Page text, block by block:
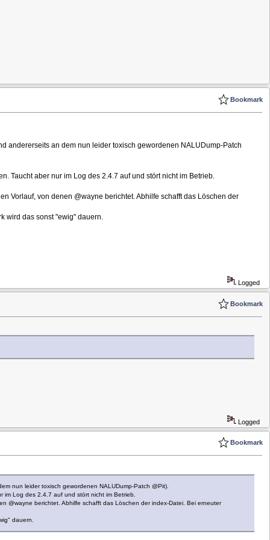
Bookmark
andererseits an dem nun leider toxisch gewordenen NALUDump-Patch
Taucht aber nur im Log des 2.4.7 auf und stört nicht im Betrieb.
Vorlauf, von denen @wayne berichtet. Abhilfe schafft das Löschen der
wird das sonst "ewig" dauern.
Logged
Bookmark
Logged
Bookmark
nun leider toxisch gewordenen NALUDump-Patch @Pit).
Log des 2.4.7 auf und stört nicht im Betrieb.
@wayne berichtet. Abhilfe schafft das Löschen der index-Datei. Bei erneuter
dauern.